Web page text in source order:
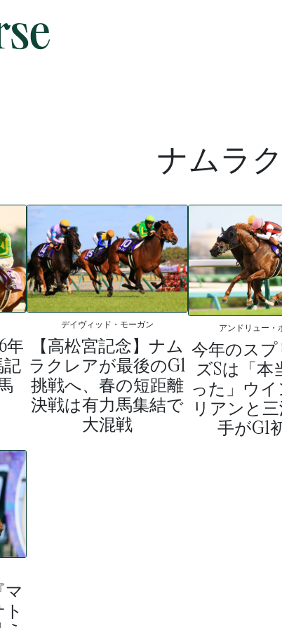
ナムラ
年
デイヴィッド・モーガン
【高松宮記念】ナム
ラクレアが最後のG1
挑戦へ、春の短距離
決戦は有力馬集結で
大混戦
アンドリュー・
今年のス
ズSは「本
った」ウ
リアンと
手がG1